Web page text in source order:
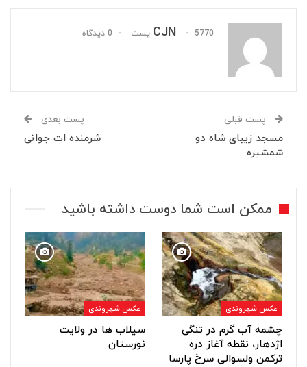
CJN 5770 پست 0 دیدگاه
پست قبلی
‏⁧‫مسجد‬⁩ زیبای شاه دو
شمشیره
پست بعدی
شرمنده ات جوانی
ممکن است شما دوست داشته باشید
عکس شهروندی
چشمه آب گرم در تنگی
اژدهار، نقطه آغاز دره
ترکمن ولسوالی سرخ پارسا
عکس شهروندی
سیلاب ها در ولایت
نورستان